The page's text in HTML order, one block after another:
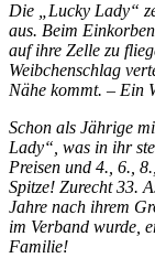
Die „Lucky Lady“
aus. Beim
auf ihre Zelle zu
Weibchenschlag
Nähe kommt. – Ein
Schon als Jährige
Lady“, was in ihr
Preisen und 4., 6.,
Spitze! Zurecht 33.
Jahre nach ihrem
im Verband wurde,
Familie!